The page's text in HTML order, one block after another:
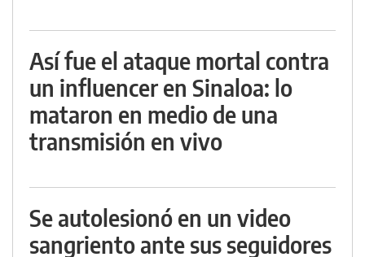
Así fue el ataque mortal contra
un influencer en Sinaloa: lo
mataron en medio de una
transmisión en vivo
Se autolesionó en un video
sangriento ante sus seguidores